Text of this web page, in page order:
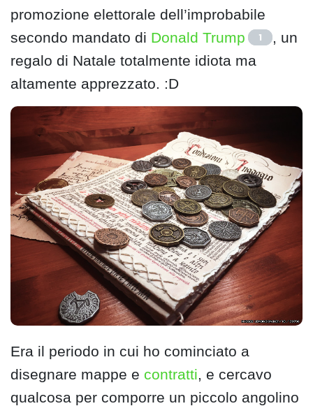
promozione elettorale dell’improbabile
secondo mandato di Donald Trump 1
, un
regalo di Natale totalmente idiota ma
altamente apprezzato. :D
Era il periodo in cui ho cominciato a
disegnare mappe e contratti , e cercavo
qualcosa per comporre un piccolo angolino